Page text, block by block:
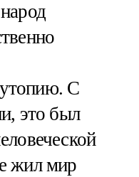
С
это был
жил мир